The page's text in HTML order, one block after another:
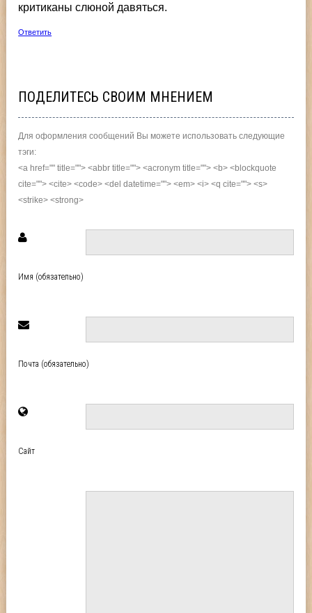
критиканы слюной давяться.
Ответить
ПОДЕЛИТЕСЬ СВОИМ МНЕНИЕМ
Для оформления сообщений Вы можете использовать следующие
тэги:
<a href="" title=""> <abbr title=""> <acronym title=""> <b> <blockquote
cite=""> <cite> <code> <del datetime=""> <em> <i> <q cite=""> <s>
<strike> <strong>
Имя (обязательно)
Почта (обязательно)
Сайт